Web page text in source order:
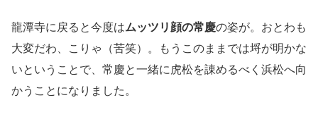
龍潭寺に戻ると今度はムッツリ顔の常慶の姿が。おとわも
大変だわ、こりゃ（苦笑）。もうこのままでは埒が明かな
いということで、常慶と一緒に虎松を諌めるべく浜松へ向
かうことになりました。